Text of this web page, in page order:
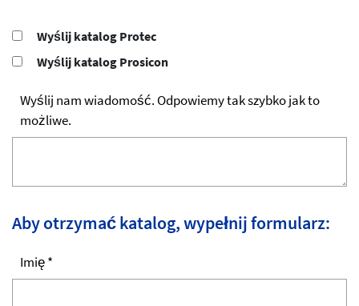
Wyślij katalog Protec
Wyślij katalog Prosicon
Wyślij nam wiadomość. Odpowiemy tak szybko jak to
możliwe.
Aby otrzymać katalog, wypełnij formularz:
Imię *